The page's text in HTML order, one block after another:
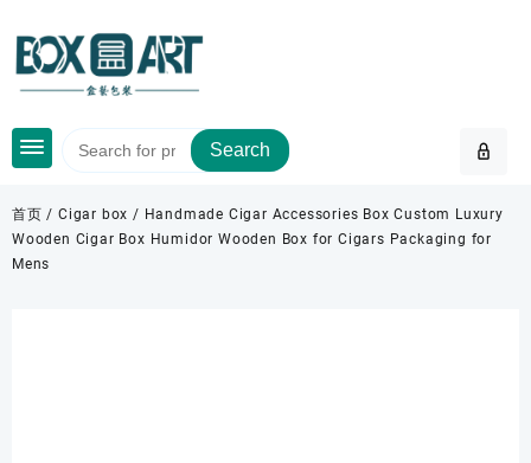
content
Search
首页 /Cigar box / Handmade Cigar Accessories Box Custom Luxury
Wooden Cigar Box Humidor Wooden Box for Cigars Packaging for
Mens